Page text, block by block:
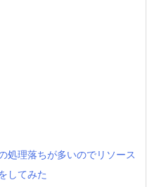
処理落ちが多いのでリソース
してみた